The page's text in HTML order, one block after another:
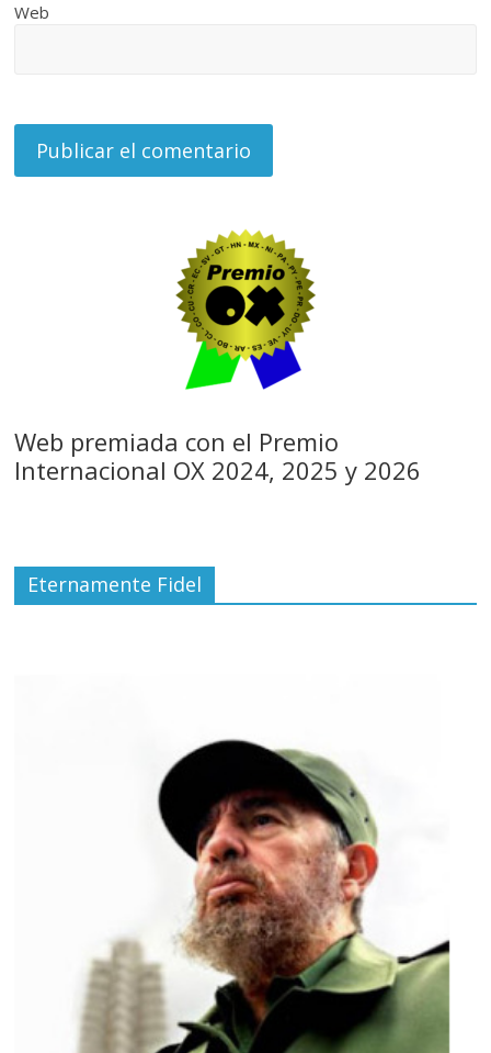
Web
Web premiada con el Premio
Internacional OX 2024, 2025 y 2026
Eternamente Fidel